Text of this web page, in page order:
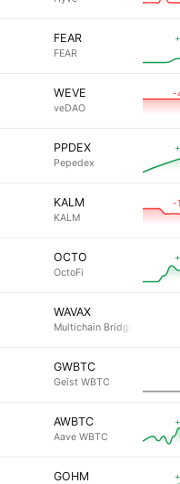
FEAR
FEAR
WEVE
veDAO
-
PPDEX
Pepedex
KALM
KALM
-
OCTO
OctoFi
WAVAX
Multichain Bridged WAVAX
GWBTC
Geist WBTC
AWBTC
Aave WBTC
GOHM